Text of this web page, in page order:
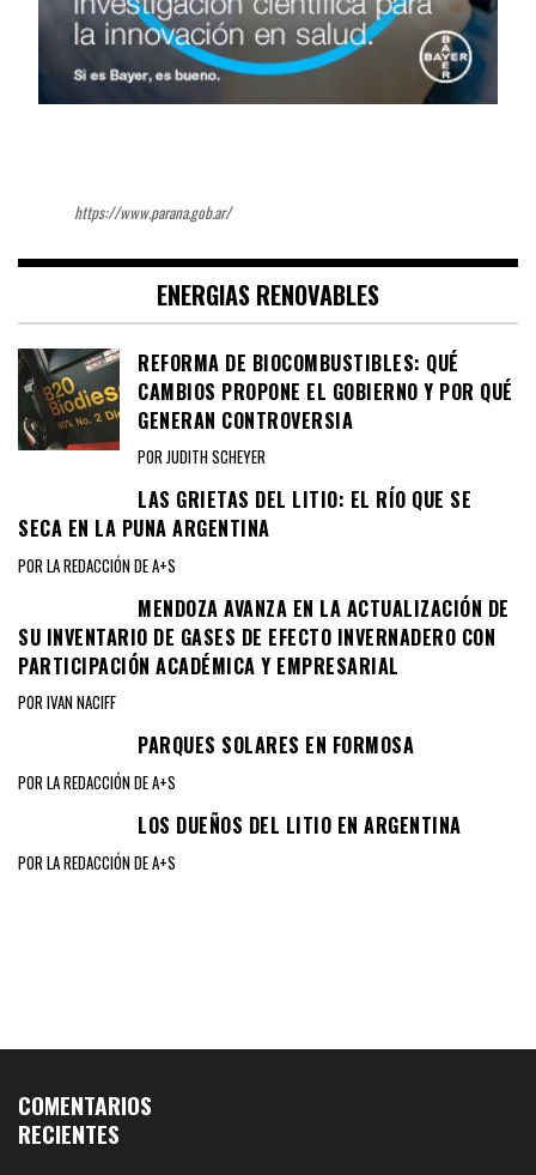
https://www.parana.gob.ar/
ENERGIAS RENOVABLES
REFORMA DE BIOCOMBUSTIBLES: QUÉ
CAMBIOS PROPONE EL GOBIERNO Y POR QUÉ
GENERAN CONTROVERSIA
POR JUDITH SCHEYER
LAS GRIETAS DEL LITIO: EL RÍO QUE SE
SECA EN LA PUNA ARGENTINA
POR LA REDACCIÓN DE A+S
MENDOZA AVANZA EN LA ACTUALIZACIÓN DE
SU INVENTARIO DE GASES DE EFECTO INVERNADERO CON
PARTICIPACIÓN ACADÉMICA Y EMPRESARIAL
POR IVAN NACIFF
PARQUES SOLARES EN FORMOSA
POR LA REDACCIÓN DE A+S
LOS DUEÑOS DEL LITIO EN ARGENTINA
POR LA REDACCIÓN DE A+S
COMENTARIOS
RECIENTES